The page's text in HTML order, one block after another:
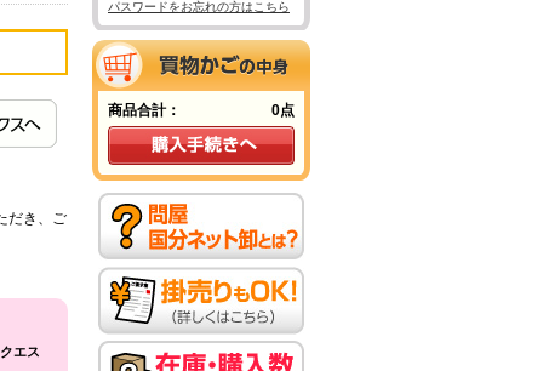
だき、ご
エス
パスワードをお忘れの方はこちら
商品合計： 0点